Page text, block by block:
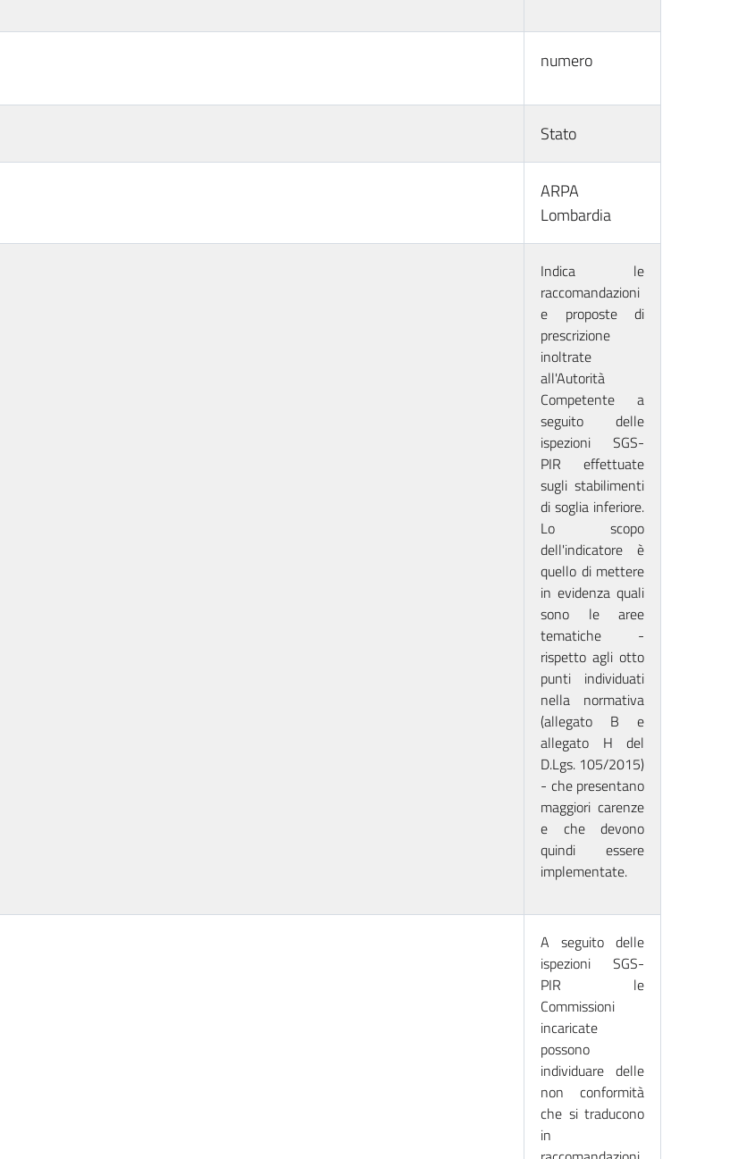
numero
Stato
ARPA
Lombardia
Indica le
raccomandazioni
e proposte di
prescrizione
inoltrate
all'Autorità
Competente a
seguito delle
ispezioni SGS-
PIR effettuate
sugli stabilimenti
di soglia inferiore.
Lo scopo
dell'indicatore è
quello di mettere
in evidenza quali
sono le aree
tematiche -
rispetto agli otto
punti individuati
nella normativa
(allegato B e
allegato H del
D.Lgs. 105/2015)
- che presentano
maggiori carenze
e che devono
quindi essere
implementate.
A seguito delle
ispezioni SGS-
PIR le
Commissioni
incaricate
possono
individuare delle
non conformità
che si traducono
in